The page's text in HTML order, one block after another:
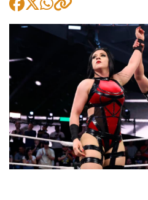
modo claro